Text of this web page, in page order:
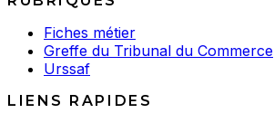
Fiches métier
Greffe du Tribunal du Commerce
Urssaf
LIENS RAPIDES